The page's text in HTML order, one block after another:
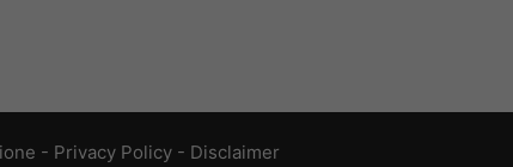
- Privacy Policy - Disclaimer